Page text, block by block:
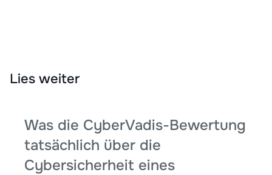
Lies weiter
Was die CyberVadis-Bewertung
tatsächlich über die
Cybersicherheit eines